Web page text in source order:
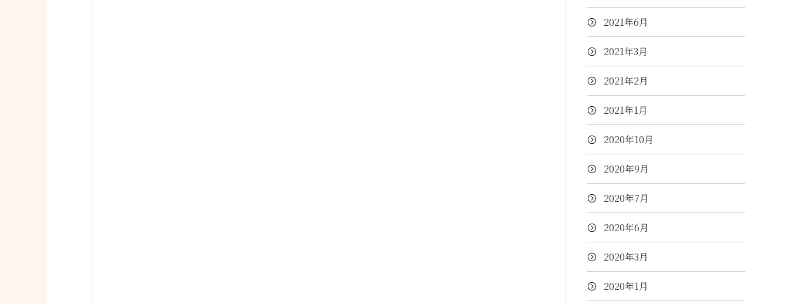
2021年6月
2021年3月
2021年2月
2021年1月
2020年10月
2020年9月
2020年7月
2020年6月
2020年3月
2020年1月